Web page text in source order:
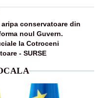
aripa conservatoare din
noul Guvern.
la Cotroceni
- SURSE